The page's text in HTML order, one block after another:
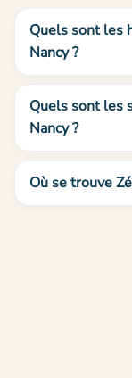
Quels sont les
Nancy ?
Quels sont les
Nancy ?
Où se trouve